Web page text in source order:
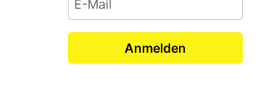
Anmelden